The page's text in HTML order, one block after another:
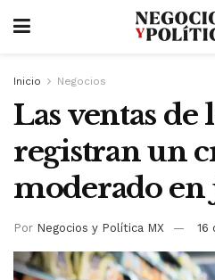
Inicio Negocios
Las ventas
registran un
moderado
Por Negocios y Política MX 16